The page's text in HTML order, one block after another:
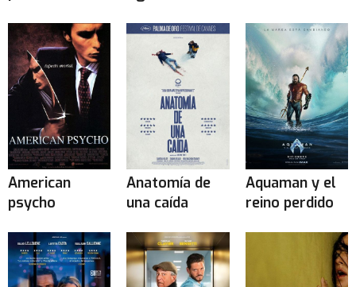
American
psycho
Anatomía de
una caída
Aquaman y el
reino perdido